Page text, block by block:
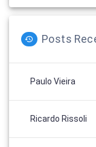
Posts
Paulo Vieira
Ricardo Rissoli